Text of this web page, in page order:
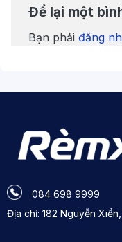
Để lại một
Bạn phải đăng
084 698 9999
Địa chỉ: 182 Nguyễn